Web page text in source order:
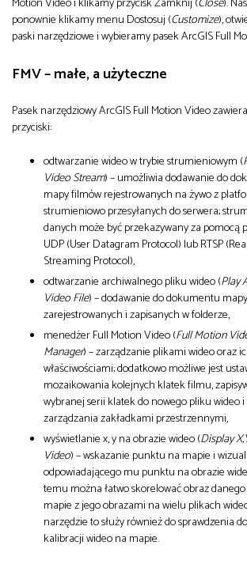
ponownie klikamy menu Dostosuj (Customize),
paski narzędziowe i wybieramy pasek ArcGIS Full
FMV – małe, a użyteczne
Pasek narzędziowy ArcGIS Full Motion Video
przyciski:
odtwarzanie wideo w trybie strumieniowym (
Video Stream) – umożliwia dodawanie do
mapy filmów rejestrowanych na żywo z
strumieniowo przesyłanych do serwera;
danych może być przekazywany za pomocą
UDP (User Datagram Protocol) lub RTSP
Streaming Protocol),
odtwarzanie archiwalnego pliku wideo (Play
Video File) – dodawanie do dokumentu
zarejestrowanych i zapisanych w folderze,
menedżer Full Motion Video (Full Motion
Manager) – zarządzanie plikami wideo oraz
właściwościami; dodatkowo możliwe jest
mozaikowania kolejnych klatek filmu,
wybranej serii klatek do nowego pliku wideo i
zarządzania zakładkami przestrzennymi,
wyświetlanie x, y na obrazie wideo (Display
Video) – wskazanie punktu na mapie i
odpowiadającego mu punktu na obrazie
temu można łatwo skorelować obraz
mapie z jego obrazami na wielu plikach
narzędzie to służy również do sprawdzenia
kalibracji wideo na mapie.